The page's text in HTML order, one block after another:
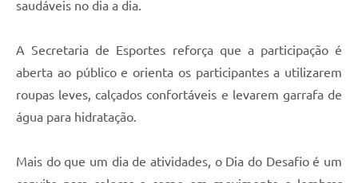
Diário Oficial
Notícias
saudáveis no dia a dia.
A Secretaria de Esportes reforça que a participação é
aberta ao público e orienta os participantes a utilizarem
roupas leves, calçados confortáveis e levarem garrafa de
água para hidratação.
Mais do que um dia de atividades, o Dia do Desafio é um